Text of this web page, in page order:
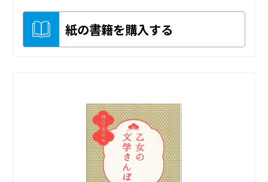
紙の書籍を購入する